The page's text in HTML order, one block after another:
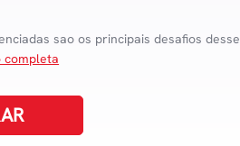
sao os principais desafios desse
completa